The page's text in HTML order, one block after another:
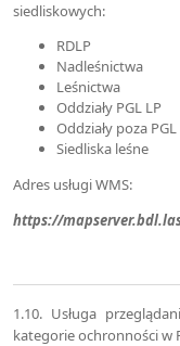
siedliskowych:
RDLP
Nadleśnictwa
Leśnictwa
Oddziały PGL LP
Oddziały poza PGL
Siedliska leśne
Adres usługi WMS:
https://
1.10. Usługa
kategorie ochronności w